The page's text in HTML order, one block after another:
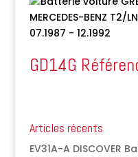
GD14G
Articles récents
EV31A-A DISCOVER